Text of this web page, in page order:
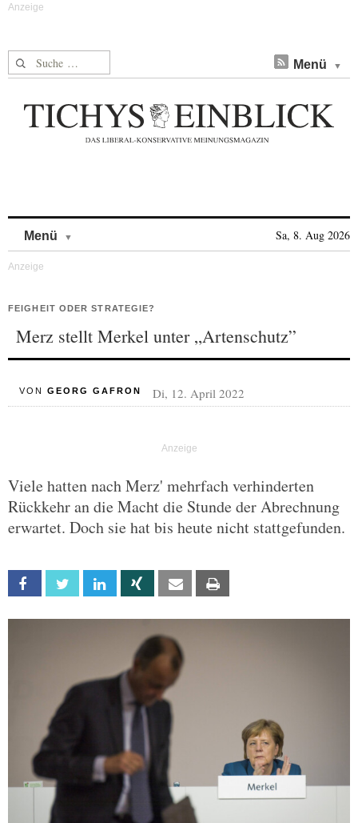
Suche nach: Menü
Menü Sa, 8. Aug 2026
FEIGHEIT ODER STRATEGIE?
Merz stellt Merkel unter „Artenschutz”
VON GEORG GAFRON Di, 12. April 2022
Viele hatten nach Merz' mehrfach verhinderten
Rückkehr an die Macht die Stunde der Abrechnung
erwartet. Doch sie hat bis heute nicht stattgefunden.
Facebook Twitter Linkedin Xing Email